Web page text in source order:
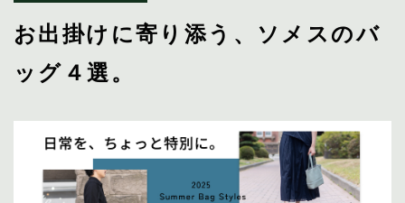
お出掛けに寄り添う、ソメスのバ
ッグ４選。